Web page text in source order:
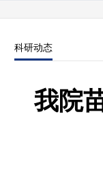
科研动态
我院